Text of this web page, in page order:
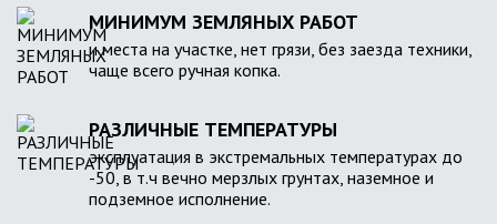
МИНИМУМ ЗЕМЛЯНЫХ РАБОТ
и места на участке, нет грязи, без заезда техники,
чаще всего ручная копка.
РАЗЛИЧНЫЕ ТЕМПЕРАТУРЫ
эксплуатация в экстремальных температурах до
-50, в т.ч вечно мерзлых грунтах, наземное и
подземное исполнение.